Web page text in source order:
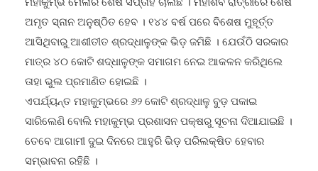
ଅମୃତ ସ୍ନାନ ଅନୁଷ୍ଠିତ ହେବ । ୧୪୪ ବର୍ଷ ପରେ ବିଶେଷ ମୁହୂର୍ତ୍ତ
ଆସିଥିବାରୁ ଆଶୀତୀତ ଶ୍ରଦ୍ଧାଳୁଙ୍କ ଭିଡ଼ ଜମିଛି । ଯେଉଁଠି ସରକାର
ମାତ୍ର ୪୦ କୋଟି ଶଦ୍ଧାଳୁଙ୍କ ସମାଗମ ନେଇ ଆକଳନ କରିଥିଲେ
ତାହା ଭୁଲ ପ୍ରମାଣିତ ହୋଇଛି ।
ଏପର୍ଯ୍ୟନ୍ତ ମହାକୁମ୍ଭରେ ୬୨ କୋଟି ଶ୍ରଦ୍ଧାଳୁ ବୁଡ଼ ପକାଇ
ସାରିଲେଣି ବୋଲି ମହାକୁମ୍ଭ ପ୍ରଶାସନ ପକ୍ଷରୁ ସୂଚନା ଦିଆଯାଇଛି ।
ତେବେ ଆଗାମୀ ଦୁଇ ଦିନରେ ଆହୁରି ଭିଡ଼ ପରିଲକ୍ଷିତ ହେବାର
ସମ୍ଭାବନା ରହିଛି ।